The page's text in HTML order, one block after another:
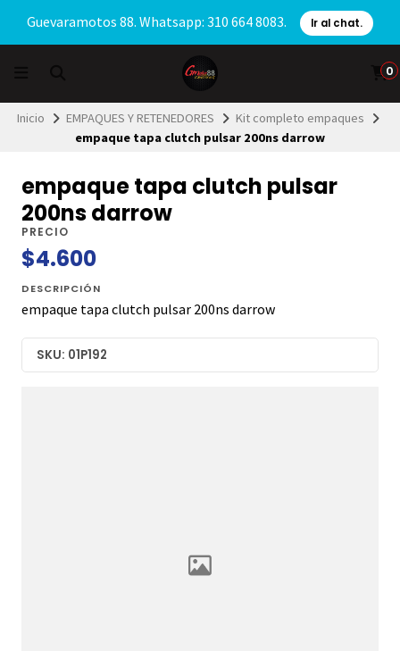
Guevaramotos 88. Whatsapp: 310 664 8083. Ir al chat.
0
Inicio EMPAQUES Y RETENEDORES
Kit completo empaques
empaque tapa clutch pulsar 200ns darrow
empaque tapa clutch pulsar
200ns darrow
PRECIO
$4.600
DESCRIPCIÓN
empaque tapa clutch pulsar 200ns darrow
SKU: 01P192